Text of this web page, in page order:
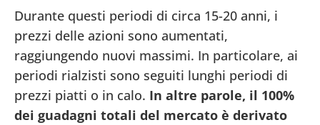
Durante questi periodi di circa 15-20 anni, i
prezzi delle azioni sono aumentati,
raggiungendo nuovi massimi. In particolare, ai
periodi rialzisti sono seguiti lunghi periodi di
prezzi piatti o in calo. In altre parole, il 100%
dei guadagni totali del mercato è derivato